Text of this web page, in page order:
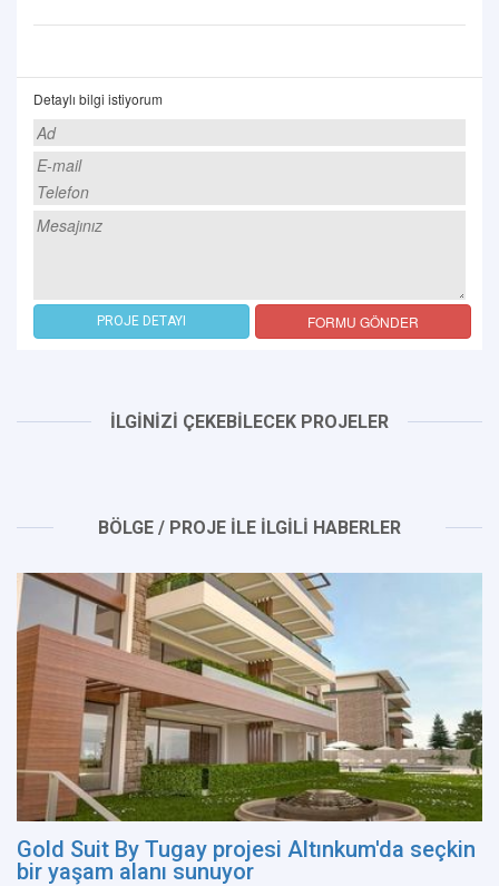
Detaylı bilgi istiyorum
PROJE DETAYI FORMU GÖNDER
İLGİNİZİ ÇEKEBİLECEK PROJELER
BÖLGE / PROJE İLE İLGİLİ HABERLER
Gold Suit By Tugay projesi Altınkum'da seçkin
bir yaşam alanı sunuyor